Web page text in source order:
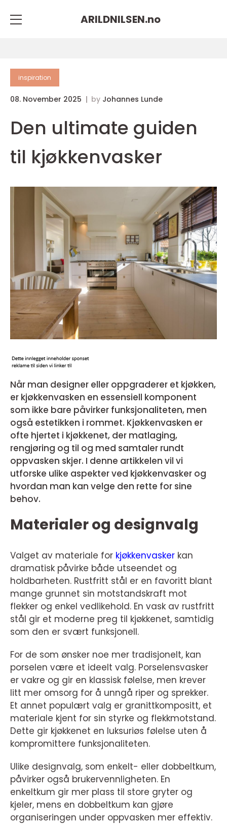
ARILDNILSEN.no
inspiration
08. November 2025 by Johannes Lunde
Den ultimate guiden
til kjøkkenvasker
Når man designer eller oppgraderer et kjøkken,
er kjøkkenvasken en essensiell komponent
som ikke bare påvirker funksjonaliteten, men
også estetikken i rommet. Kjøkkenvasken er
ofte hjertet i kjøkkenet, der matlaging,
rengjøring og til og med samtaler rundt
oppvasken skjer. I denne artikkelen vil vi
utforske ulike aspekter ved kjøkkenvasker og
hvordan man kan velge den rette for sine
behov.
Materialer og designvalg
Valget av materiale for kjøkkenvasker kan
dramatisk påvirke både utseendet og
holdbarheten. Rustfritt stål er en favoritt blant
mange grunnet sin motstandskraft mot
flekker og enkel vedlikehold. En vask av rustfritt
stål gir et moderne preg til kjøkkenet, samtidig
som den er svært funksjonell.
For de som ønsker noe mer tradisjonelt, kan
porselen være et ideelt valg. Porselensvasker
er vakre og gir en klassisk følelse, men krever
litt mer omsorg for å unngå riper og sprekker.
Et annet populært valg er granittkompositt, et
materiale kjent for sin styrke og flekkmotstand.
Dette gir kjøkkenet en luksuriøs følelse uten å
kompromittere funksjonaliteten.
Ulike designvalg, som enkelt- eller dobbeltkum,
påvirker også brukervennligheten. En
enkeltkum gir mer plass til store gryter og
kjeler, mens en dobbeltkum kan gjøre
organiseringen under oppvasken mer effektiv.